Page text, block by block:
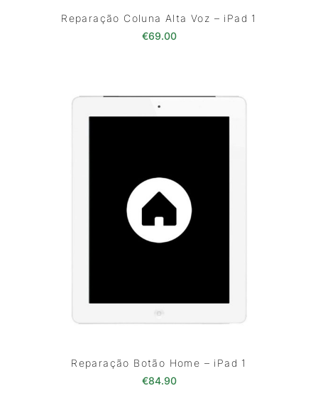
Reparação Coluna Alta Voz – iPad 1
€69.00
Reparação Botão Home – iPad 1
€84.90